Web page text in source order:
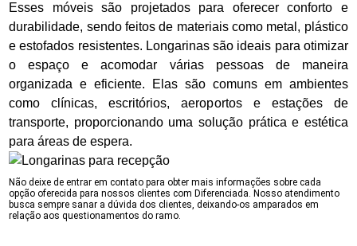
Esses móveis são projetados para oferecer conforto e
durabilidade, sendo feitos de materiais como metal, plástico
e estofados resistentes. Longarinas são ideais para otimizar
o espaço e acomodar várias pessoas de maneira
organizada e eficiente. Elas são comuns em ambientes
como clínicas, escritórios, aeroportos e estações de
transporte, proporcionando uma solução prática e estética
para áreas de espera.
Não deixe de entrar em contato para obter mais informações sobre cada
opção oferecida para nossos clientes com Diferenciada. Nosso atendimento
busca sempre sanar a dúvida dos clientes, deixando-os amparados em
relação aos questionamentos do ramo.